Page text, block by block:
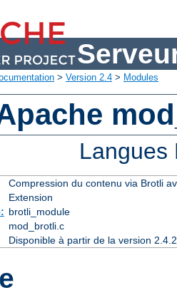
> Version 2.4 > Modules
Compression du contenu via Brotli
Extension
brotli_module
mod_brotli.c
Disponible à partir de la version